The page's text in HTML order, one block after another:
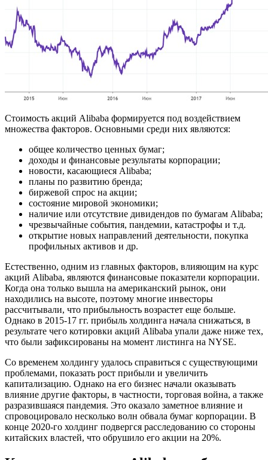
Стоимость акций Alibaba формируется под воздействием
множества факторов. Основными среди них являются:
общее количество ценных бумаг;
доходы и финансовые результаты корпорации;
новости, касающиеся Alibaba;
планы по развитию бренда;
биржевой спрос на акции;
состояние мировой экономики;
наличие или отсутствие дивидендов по бумагам Alibaba;
чрезвычайные события, пандемии, катастрофы и т.д.
открытие новых направлений деятельности, покупка
профильных активов и др.
Естественно, одним из главных факторов, влияющим на курс
акций Alibaba, являются финансовые показатели корпорации.
Когда она только вышла на американский рынок, они
находились на высоте, поэтому многие инвесторы
рассчитывали, что прибыльность возрастет еще больше.
Однако в 2015-17 гг. прибыль холдинга начала снижаться, в
результате чего котировки акций Alibaba упали даже ниже тех,
что были зафиксированы на момент листинга на NYSE.
Со временем холдингу удалось справиться с существующими
проблемами, показать рост прибыли и увеличить
капитализацию. Однако на его бизнес начали оказывать
влияние другие факторы, в частности, торговая война, а также
разразившаяся пандемия. Это оказало заметное влияние и
спровоцировало несколько волн обвала бумаг корпорации. В
конце 2020-го холдинг подвергся расследованию со стороны
китайских властей, что обрушило его акции на 20%.